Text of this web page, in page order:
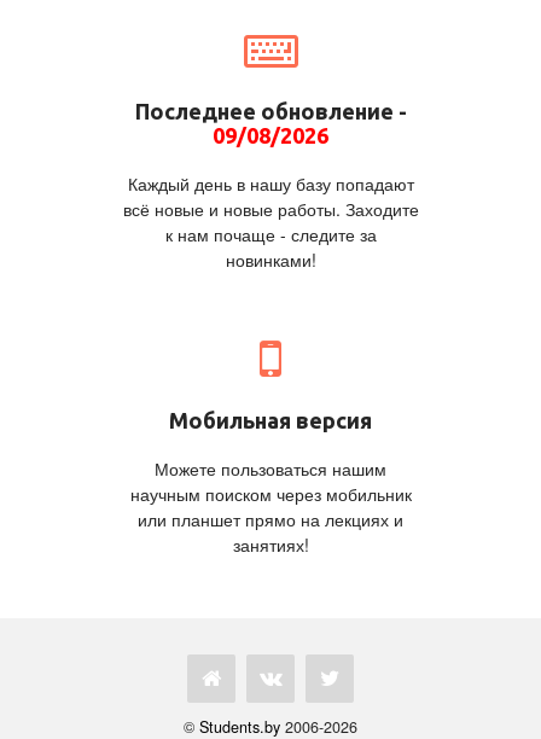
Последнее обновление -
09/08/2026
Каждый день в нашу базу попадают
всё новые и новые работы. Заходите
к нам почаще - следите за
новинками!
Мобильная версия
Можете пользоваться нашим
научным поиском через мобильник
или планшет прямо на лекциях и
занятиях!
© Students.by 2006-2026